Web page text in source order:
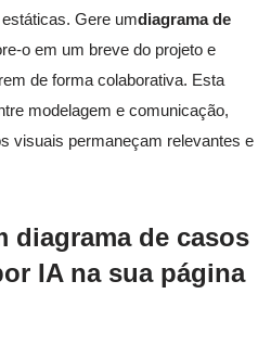
Gere umdiagrama de
o em um breve do projeto e
de forma colaborativa. Esta
modelagem e comunicação,
visuais permaneçam relevantes e
diagrama de casos
IA na sua página